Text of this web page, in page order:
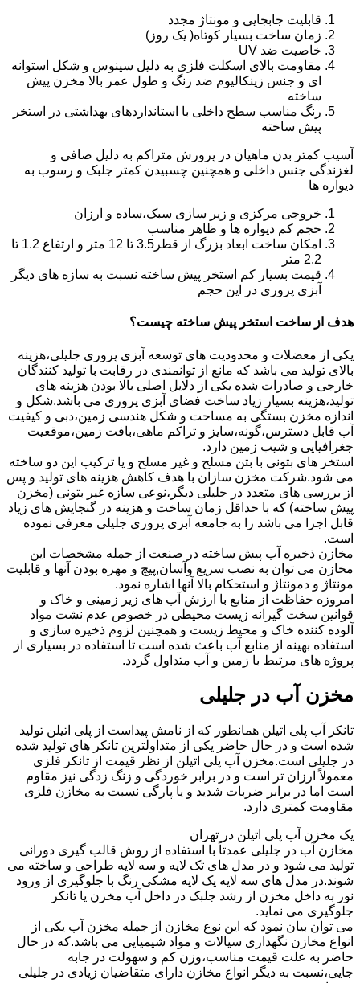
قابلیت جابجایی و مونتاژ مجدد
زمان ساخت بسیار کوتاه( یک روز)
خاصیت ضد UV
مقاومت بالای اسکلت فلزی به دلیل سینوس و شکل استوانه
ای و جنس زینکالیوم ضد زنگ و طول عمر بالا مخزن پیش
ساخته
رنگ مناسب سطح داخلی با استانداردهای بهداشتی در استخر
پیش ساخته
آسیب کمتر بدن ماهیان در پرورش متراکم به دلیل صافی و
لغزندگی جنس داخلی و همچنین چسبیدن کمتر جلبک و رسوب به
دیواره ها
خروجی مرکزی و زیر سازی سبک،ساده و ارزان
حجم کم دیواره ها و ظاهر مناسب
امکان ساخت ابعاد بزرگ از قطر3.5 تا 12 متر و ارتفاع 1.2 تا
2.2 متر
قیمت بسیار کم استخر پیش ساخته نسبت به سازه های دیگر
آبزی پروری در این حجم
هدف از ساخت استخر پیش ساخته چیست؟
یکی از معضلات و محدودیت های توسعه آبزی پروری جلیلی،هزینه
بالای تولید می باشد که مانع از توانمندی در رقابت با تولید کنندگان
خارجی و صادرات شده یکی از دلایل اصلی بالا بودن هزینه های
تولید،هزینه بسیار زیاد ساخت فضای آبزی پروری می باشد.شکل و
اندازه مخزن بستگی به مساحت و شکل هندسی زمین،دبی و کیفیت
آب قابل دسترس،گونه،سایز و تراکم ماهی،بافت زمین،موقعیت
جغرافیایی و شیب زمین دارد.
استخر های بتونی با بتن مسلح و غیر مسلح و یا ترکیب این دو ساخته
می شود.شرکت مخزن سازان با هدف کاهش هزینه های تولید و پس
از بررسی های متعدد در جلیلی دیگر،نوعی سازه غیر بتونی (مخزن
پیش ساخته) که با حداقل زمان ساخت و هزینه در گنجایش های زیاد
قابل اجرا می باشد را به جامعه آبزی پروری جلیلی معرفی نموده
است.
مخازن ذخیره آب پیش ساخته در صنعت از جمله مشخصات این
مخازن می توان به نصب سریع وآسان,پیچ و مهره بودن آنها و قابلیت
مونتاژ و دمونتاژ و استحکام بالا آنها اشاره نمود.
امروزه حفاظت از منابع با ارزش آب های زیر زمینی و خاک و
قوانین سخت گیرانه زیست محیطی در خصوص عدم نشت مواد
آلوده کننده خاک و محیط زیست و همچنین لزوم ذخیره سازی و
استفاده بهینه از منابع آب باعث شده است تا استفاده در بسیاری از
پروژه های مرتبط با زمین و آب متداول گردد.
مخزن آب در جلیلی
تانکر آب پلی اتیلن همانطور که از نامش پیداست از پلی اتیلن تولید
شده است و در حال حاضر یکی از متداولترین تانکر های تولید شده
در جلیلی است.مخزن آب پلی اتیلن از نظر قیمت از تانکر فلزی
معمولاً ارزان تر است و در برابر خوردگی و زنگ زدگی نیز مقاوم
است اما در برابر ضربات شدید و یا پارگی نسبت به مخازن فلزی
مقاومت کمتری دارد.
یک مخزن آب پلی اتیلن در تهران
مخازن آب در جلیلی عمدتاً با استفاده از روش قالب گیری دورانی
تولید می شود و در مدل های تک لایه و سه لایه طراحی و ساخته می
شوند.در مدل های سه لایه یک لایه مشکی رنگ با جلوگیری از ورود
نور به داخل مخزن از رشد جلبک در داخل آب مخزن یا تانکر
جلوگیری می نماید.
می توان بیان نمود که این نوع مخازن از جمله مخزن آب یکی از
انواع مخازن نگهداری سیالات و مواد شیمیایی می باشد.که در حال
حاضر به علت قیمت مناسب،وزن کم و سهولت در جابه
جایی،نسبت به دیگر انواع مخازن دارای متقاضیان زیادی در جلیلی